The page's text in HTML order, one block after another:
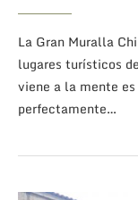
La Gran Muralla
lugares turísticos
viene a la mente
perfectamente…